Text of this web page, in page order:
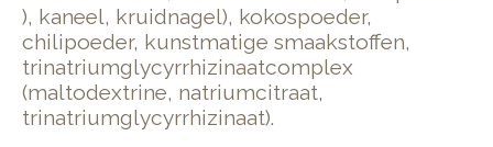
), kaneel, kruidnagel), kokospoeder,
chilipoeder, kunstmatige smaakstoffen,
trinatriumglycyrrhizinaatcomplex
(maltodextrine, natriumcitraat,
trinatriumglycyrrhizinaat).